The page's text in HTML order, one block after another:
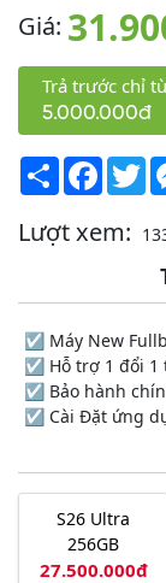
Giá:
Trả trước chỉ
5.000.000đ
Share
Lượt xem:
☑️ Máy New
☑️ Hỗ trợ 1 đổi 1
☑️ Bảo hành
☑️ Cài Đặt ứng
S26 Ultra
256GB
27.500.000đ